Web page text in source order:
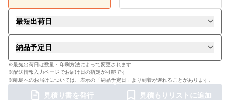
最短出荷日
納品予定日
※最短出荷日は数量・印刷方法によって変更されます
※配送情報入力ページでお届け日の指定が可能です
※離島へのお届けについては、表示の「納品予定日」より到着が遅れることがあります。
見積り書を発行 見積もりリストに追加